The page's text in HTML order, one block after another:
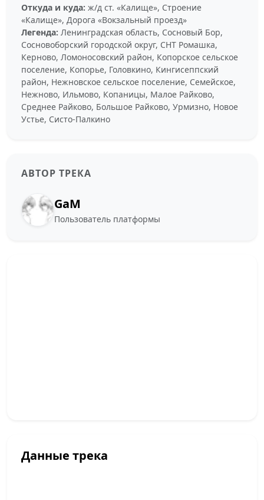
Откуда и куда: ж/д ст. «Калище», Строение
«Калище», Дорога «Вокзальный проезд»
Легенда: Ленинградская область, Сосновый Бор,
Сосновоборский городской округ, СНТ Ромашка,
Керново, Ломоносовский район, Копорское сельское
поселение, Копорье, Головкино, Кингисеппский
район, Нежновское сельское поселение, Семейское,
Нежново, Ильмово, Копаницы, Малое Райково,
Среднее Райково, Большое Райково, Урмизно, Новое
Устье, Систо-Палкино
АВТОР ТРЕКА
GaM
Пользователь платформы
Данные трека